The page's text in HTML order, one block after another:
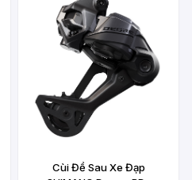
Cùi Đề Sau Xe Đạp